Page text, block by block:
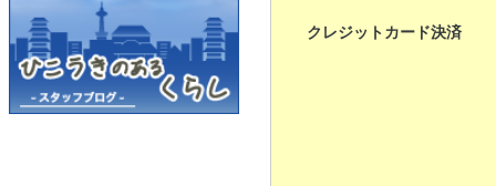
クレジットカード決済